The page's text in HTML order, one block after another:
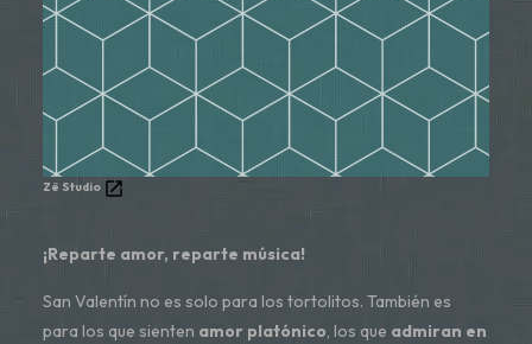
Zë Studio
¡Reparte amor, reparte música!
San Valentín no es solo para los tortolitos. También es
para los que sienten amor platónico, los que admiran en